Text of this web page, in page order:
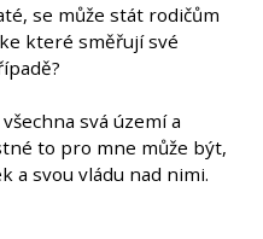
se může stát rodičům
které směřují své
svá území a
to pro mne může být,
a svou vládu nad nimi.